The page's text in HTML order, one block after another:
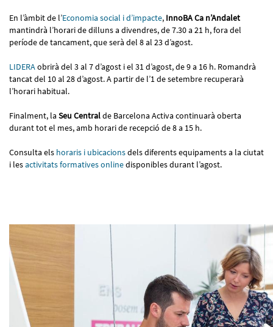
En l’àmbit de l’Economia social i d’impacte, InnoBA Ca n’Andalet
mantindrà l’horari de dilluns a divendres, de 7.30 a 21 h, fora del
període de tancament, que serà del 8 al 23 d’agost.
LIDERAobrirà del 3 al 7 d’agost i el 31 d’agost, de 9 a 16 h. Romandrà
tancat del 10 al 28 d’agost. A partir de l’1 de setembre recuperarà
l’horari habitual.
Finalment, la Seu Centralde Barcelona Activa continuarà oberta
durant tot el mes, amb horari de recepció de 8 a 15 h.
Consulta els horaris i ubicacionsdels diferents equipaments a la ciutat
i lesactivitats formatives onlinedisponibles durant l’agost.